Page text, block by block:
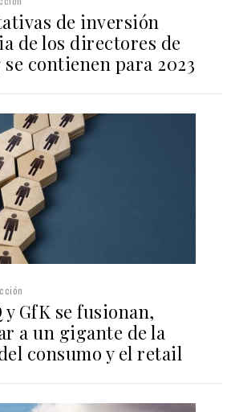
de inversión
de los directores de
contienen para 2023
GfK se fusionan,
a un gigante de la
consumo y el retail